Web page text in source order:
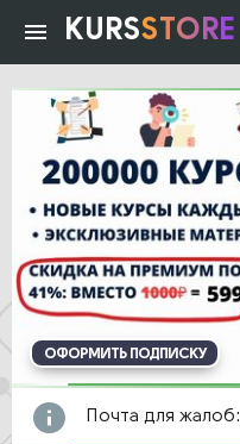
KURSSTORE
ОФОРМИТЬ ПОДПИСКУ
Почта для жалоб: